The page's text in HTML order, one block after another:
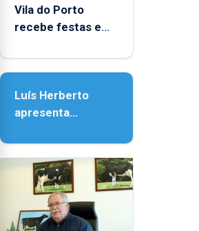
entre
as
e
as
18h00.
Vila do Porto
recebe festas em
Senhora da
Luís Herberto
apresenta
Paisagem’